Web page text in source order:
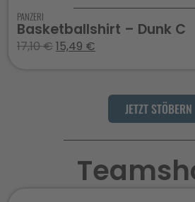
PANZERI
Basketballshirt – Dunk C
17,10€15,49 €
JETZT STÖBERN